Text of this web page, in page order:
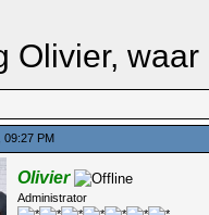
Olivier,
09:27 PM
Olivier
Administrator